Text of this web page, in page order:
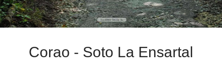
Corao - Soto La Ensartal